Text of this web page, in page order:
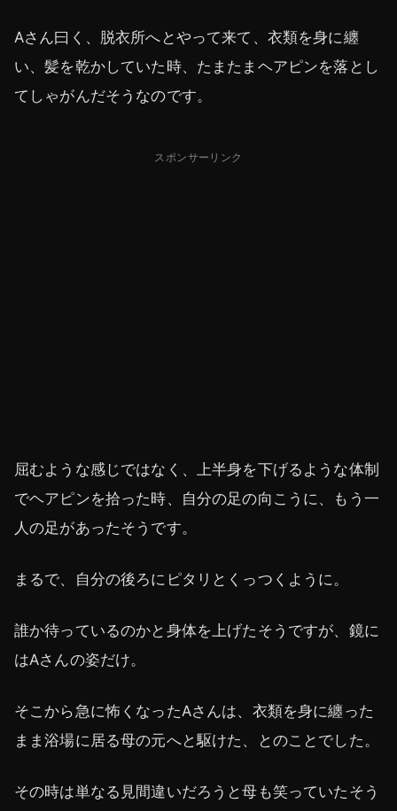
Aさん曰く、脱衣所へとやって来て、衣類を身に纏
い、髪を乾かしていた時、たまたまヘアピンを落とし
てしゃがんだそうなのです。
スポンサーリンク
屈むような感じではなく、上半身を下げるような体制
でヘアピンを拾った時、自分の足の向こうに、もう一
人の足があったそうです。
まるで、自分の後ろにピタリとくっつくように。
誰か待っているのかと身体を上げたそうですが、鏡に
はAさんの姿だけ。
そこから急に怖くなったAさんは、衣類を身に纏った
まま浴場に居る母の元へと駆けた、とのことでした。
その時は単なる見間違いだろうと母も笑っていたそう